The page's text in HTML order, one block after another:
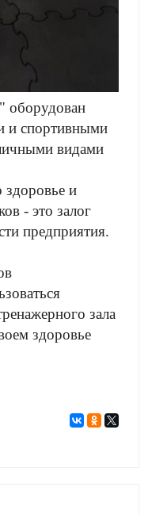
оборудован
и спортивными
видами
и
- это залог
предприятия.
зала
здоровье